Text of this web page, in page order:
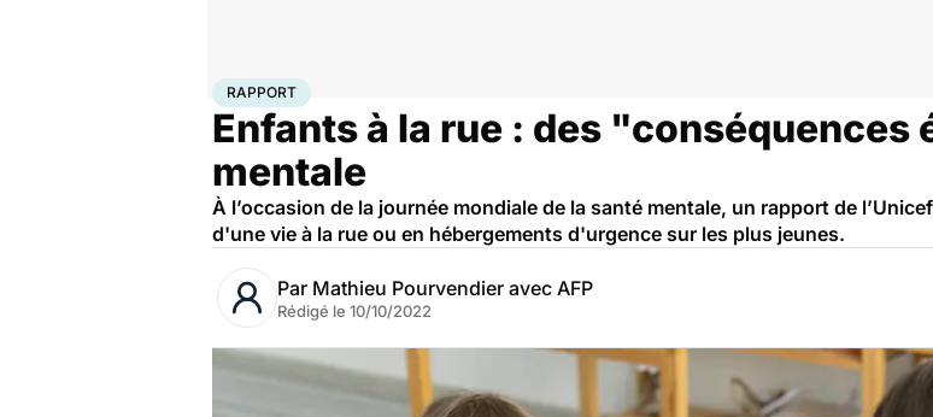
AccueilSanté Société
RAPPORT
Enfants à la rue : des "conséquences
mentale
À l’occasion de la journée mondiale de la santé mentale, un rapport de
d'une vie à la rue ou en hébergements d'urgence sur les plus jeunes.
Par Mathieu Pourvendier avec AFP
Rédigé le 10/10/2022